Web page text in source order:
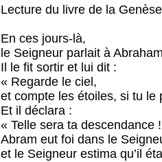
Lecture du livre de la Genèse
En ces jours-là,
le Seigneur parlait à
Il le fit sortir et lui dit :
« Regarde le ciel,
et compte les étoiles, si tu le
Et il déclara :
« Telle sera ta descendance
Abram eut foi dans le
et le Seigneur estima qu’il